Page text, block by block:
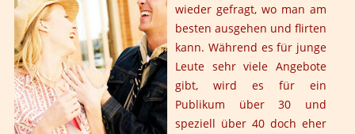
wieder gefragt, wo man am
besten ausgehen und flirten
kann. Während es für junge
Leute sehr viele Angebote
gibt, wird es für ein
Publikum über 30 und
speziell über 40 doch eher